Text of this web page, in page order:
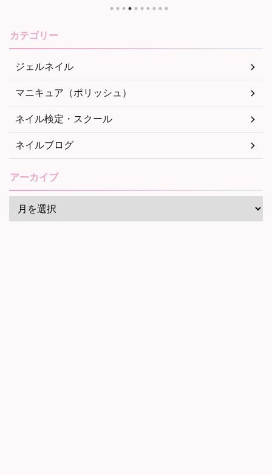
期的に同じくらいだったため、もしかして代わりになるものなので
カテゴリー
ジェルネイル
マニキュア（ポリッシュ）
ネイル検定・スクール
ネイルブログ
アーカイブ